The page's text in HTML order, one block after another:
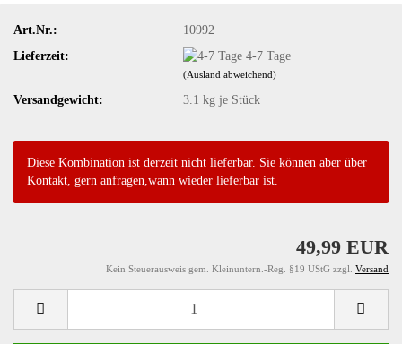
Art.Nr.:
10992
Lieferzeit:
4-7 Tage
(Ausland abweichend)
Versandgewicht: 3.1 kg je Stück
Diese Kombination ist derzeit nicht lieferbar. Sie können aber über
Kontakt, gern anfragen,wann wieder lieferbar ist.
49,99 EUR
Kein Steuerausweis gem. Kleinuntern.-Reg. §19 UStG zzgl. Versand